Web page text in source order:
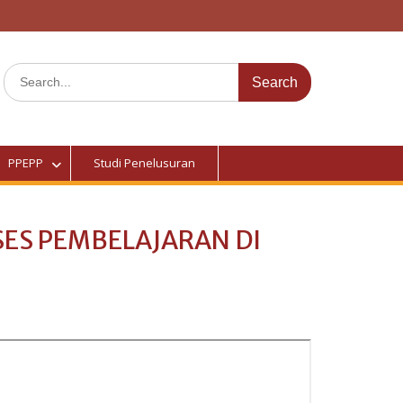
PPEPP Studi Penelusuran
PEMBELAJARAN DI